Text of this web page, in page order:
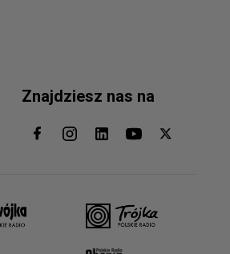
Znajdziesz nas na